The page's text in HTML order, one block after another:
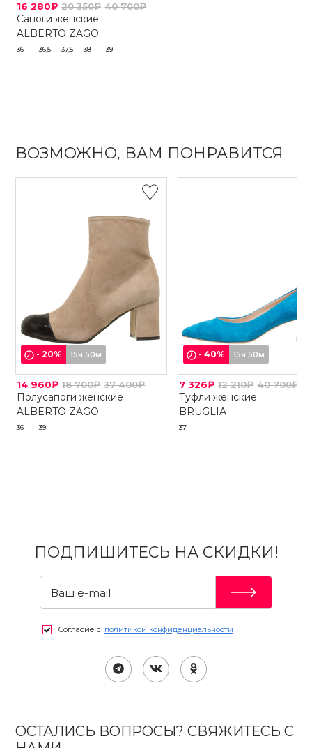
16 280₽ 20 350₽ 40 700₽
Сапоги женские
ALBERTO ZAGO
36 36,5 37,5 38 39
ВОЗМОЖНО, ВАМ ПОНРАВИТСЯ
-20% 15ч 50м
14 960₽ 18 700₽ 37 400₽
Полусапоги женские
ALBERTO ZAGO
36 39
-40% 15ч 50м
7 326₽ 12 210₽ 40 700₽
Туфли женские
BRUGLIA
37
ПОДПИШИТЕСЬ НА СКИДКИ!
Согласие с политикой конфиденциальности
ОСТАЛИСЬ ВОПРОСЫ? СВЯЖИТЕСЬ С